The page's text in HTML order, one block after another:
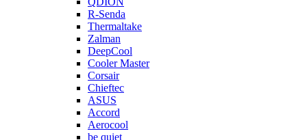
R-Senda
Thermaltake
Zalman
DeepCool
Cooler Master
Corsair
Chieftec
ASUS
Accord
Aerocool
be quiet